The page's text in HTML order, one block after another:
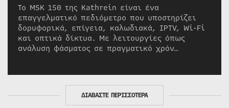
Το MSK 150 της Kathrein είναι ένα
επαγγελματικό πεδιόμετρο που υποστηρίζει
δορυφορικά, επίγεια, καλωδιακά, IPTV, Wi-Fi
και οπτικά δίκτυα. Με λειτουργίες όπως
ανάλυση φάσματος σε πραγματικό χρόν…
ΔΙΑΒΑΣΤΕ ΠΕΡΙΣΣΟΤΕΡΑ